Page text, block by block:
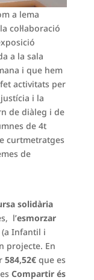
a lema
col·laboració
a la sala
i que hem
activitats per
i la
de diàleg i de
de 4t
curtmetratges
de
solidària
l’esmorzar
Infantil i
projecte. En
584,52€que es
Compartir és